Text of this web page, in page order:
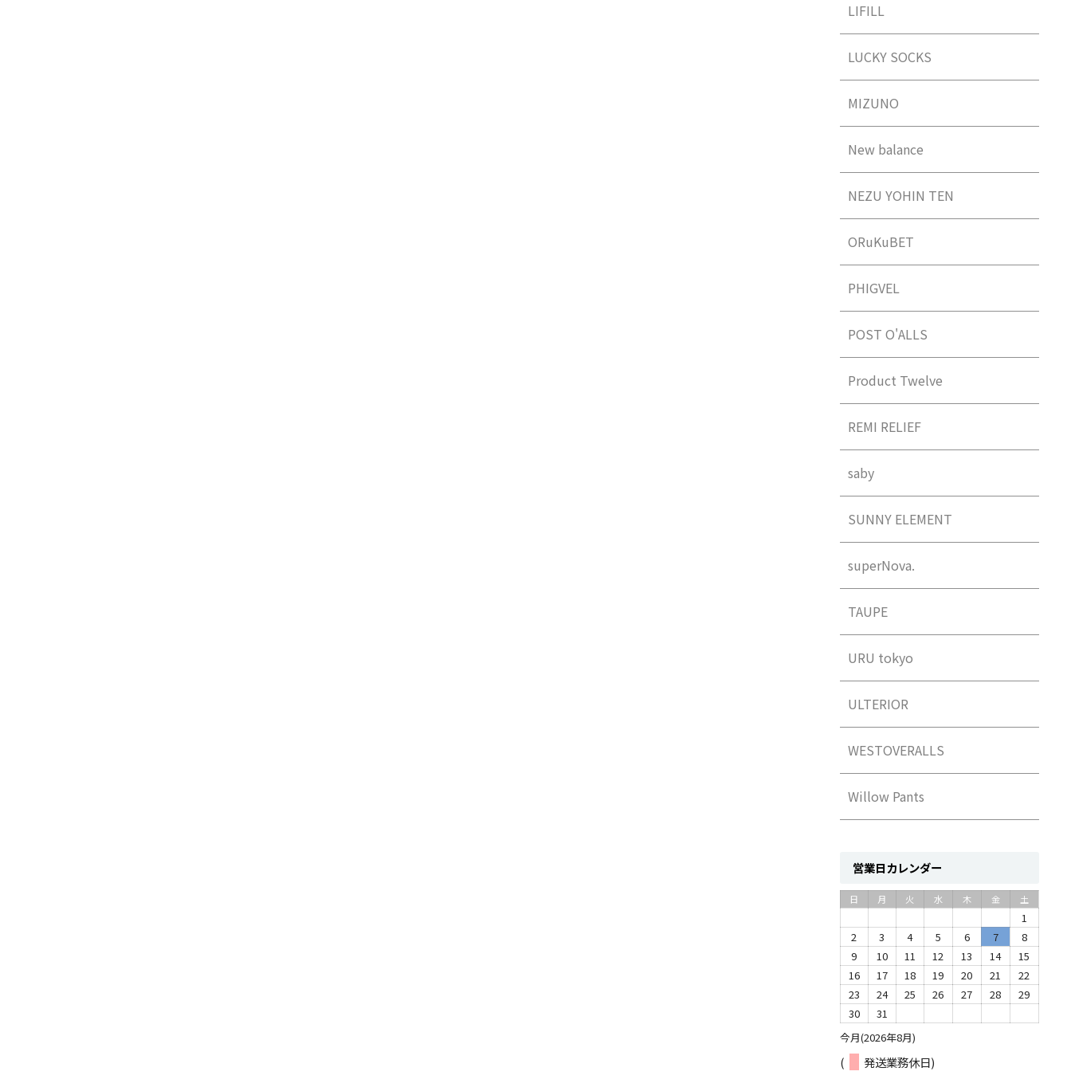
LIFILL
LUCKY SOCKS
MIZUNO
New balance
NEZU YOHIN TEN
ORuKuBET
PHIGVEL
POST O'ALLS
Product Twelve
REMI RELIEF
saby
SUNNY ELEMENT
superNova.
TAUPE
URU tokyo
ULTERIOR
WESTOVERALLS
Willow Pants
営業日カレンダー
今月(2026年8月)
日 月 火 水 木 金 土
1
2
3 4 5 6 7
8
9
10 11 12 13 14
15
16
17 18 19 20 21
22
23
24 25 26 27 28
29
30
31
( 発送業務休日)